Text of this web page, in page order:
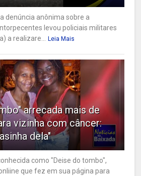
denúncia anônima sobre a
levou policiais militares
a realizare... Leia Mais
arrecada mais de
vizinha com câncer:
dela"
como "Deise do tombo",
que fez em sua página para